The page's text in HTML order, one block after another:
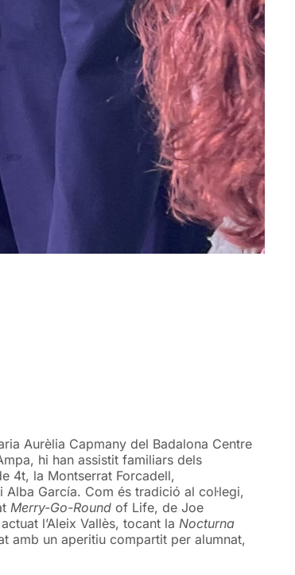
Aurèlia Capmany del Badalona Centre
hi han assistit familiars dels
4t, la Montserrat Forcadell,
García. Com és tradició al col·legi,
Merry-Go-Round of Life, de Joe
l’Aleix Vallès, tocant la Nocturna
amb un aperitiu compartit per alumnat,